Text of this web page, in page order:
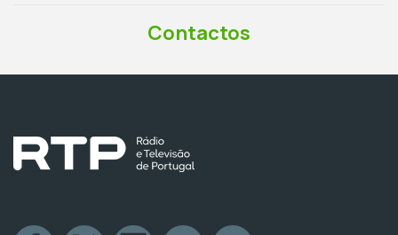
Contactos